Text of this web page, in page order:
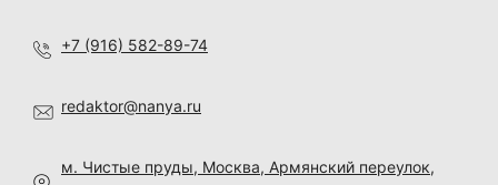
+7 (916) 582-89-74
redaktor@nanya.ru
м. Чистые пруды, Москва, Армянский переулок,